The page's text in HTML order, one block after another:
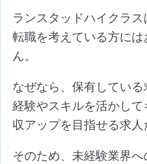
ランスタッドハイクラ
転職を考えている方に
ん。
なぜなら、保有してい
経験やスキルを活かし
収アップを目指せる求人
そのため、未経験業界